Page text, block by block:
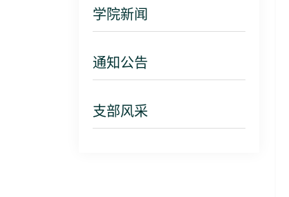
学院新闻
通知公告
支部风采